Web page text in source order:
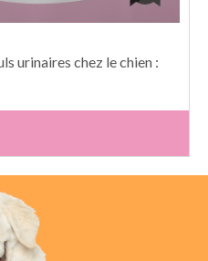
urinaires chez le chien :